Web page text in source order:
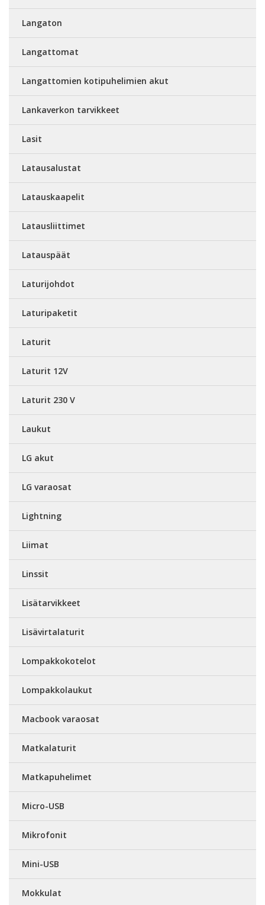
Langaton
Langattomat
Langattomien kotipuhelimien akut
Lankaverkon tarvikkeet
Lasit
Latausalustat
Latauskaapelit
Latausliittimet
Latauspäät
Laturijohdot
Laturipaketit
Laturit
Laturit 12V
Laturit 230 V
Laukut
LG akut
LG varaosat
Lightning
Liimat
Linssit
Lisätarvikkeet
Lisävirtalaturit
Lompakkokotelot
Lompakkolaukut
Macbook varaosat
Matkalaturit
Matkapuhelimet
Micro-USB
Mikrofonit
Mini-USB
Mokkulat